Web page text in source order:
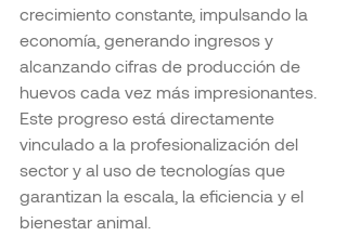
crecimiento constante, impulsando la
economía, generando ingresos y
alcanzando cifras de producción de
huevos cada vez más impresionantes.
Este progreso está directamente
vinculado a la profesionalización del
sector y al uso de tecnologías que
garantizan la escala, la eficiencia y el
bienestar animal.